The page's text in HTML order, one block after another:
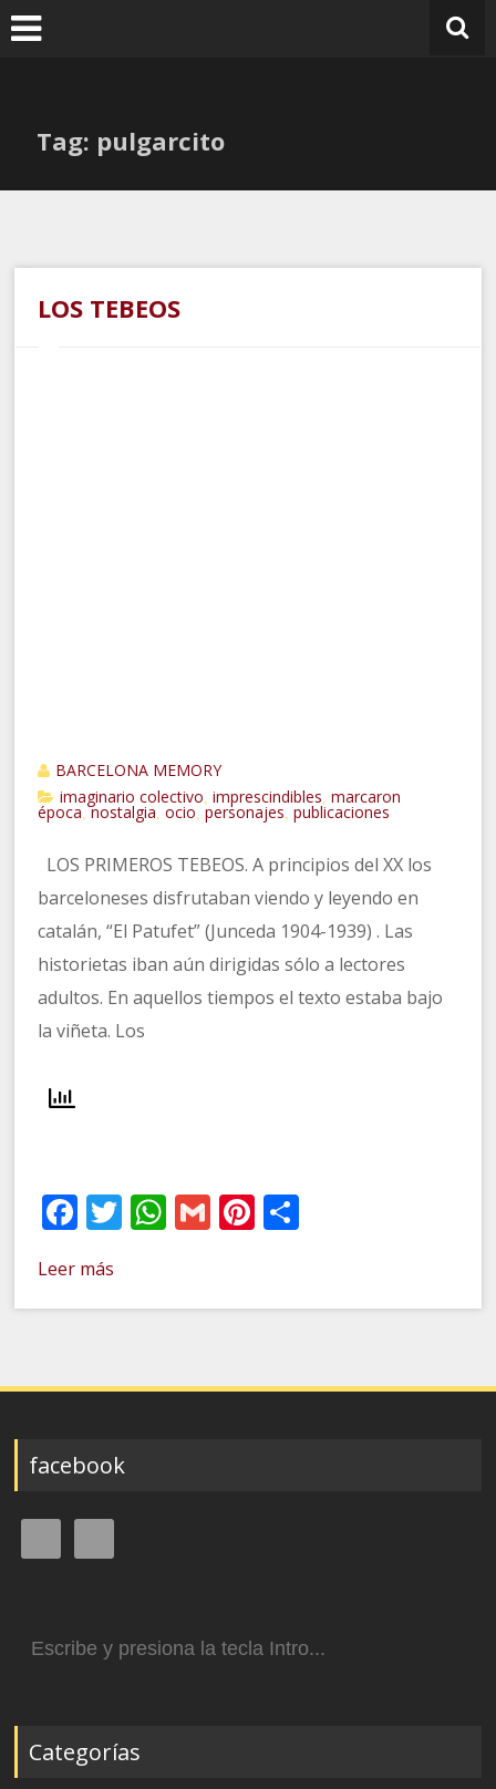
Ir
al
Tag: pulgarcito
LOS TEBEOS
BARCELONA MEMORY
imaginario colectivo
,imprescindibles ,marcaron
época ,nostalgia ,ocio ,personajes ,publicaciones
LOS PRIMEROS TEBEOS. A principios del XX los
barceloneses disfrutaban viendo y leyendo en
catalán, “El Patufet” (Junceda 1904-1939) . Las
historietas iban aún dirigidas sólo a lectores
adultos. En aquellos tiempos el texto estaba bajo
la viñeta. Los
Facebook
Twitter
WhatsApp
GmailPinterest
Leer más
facebook
Categorías